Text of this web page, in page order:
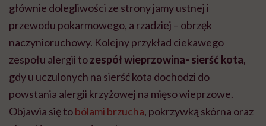
głównie dolegliwości ze strony jamy ustnej i
przewodu pokarmowego, a rzadziej – obrzęk
naczynioruchowy. Kolejny przykład ciekawego
zespołu alergii tozespół wieprzowina- sierść kota,
gdy u uczulonych na sierść kota dochodzi do
powstania alergii krzyżowej na mięso wieprzowe.
Objawia się tobólami brzucha, pokrzywką skórna oraz